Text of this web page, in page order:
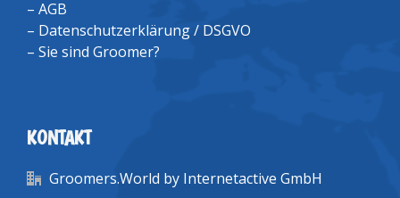
– AGB
– Datenschutzerklärung / DSGVO
– Sie sind Groomer?
KONTAKT
Groomers.World by Internetactive GmbH